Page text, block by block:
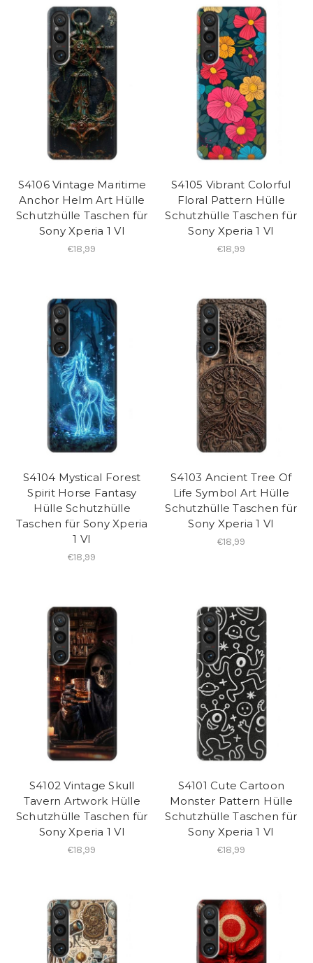
S4106 Vintage Maritime
Anchor Helm Art Hülle
Schutzhülle Taschen für
Sony Xperia 1 VI
€18,99
S4105 Vibrant Colorful
Floral Pattern Hülle
Schutzhülle Taschen für
Sony Xperia 1 VI
€18,99
S4104 Mystical Forest
Spirit Horse Fantasy
Hülle Schutzhülle
Taschen für Sony Xperia
1 VI
€18,99
S4103 Ancient Tree Of
Life Symbol Art Hülle
Schutzhülle Taschen für
Sony Xperia 1 VI
€18,99
S4102 Vintage Skull
Tavern Artwork Hülle
Schutzhülle Taschen für
Sony Xperia 1 VI
€18,99
S4101 Cute Cartoon
Monster Pattern Hülle
Schutzhülle Taschen für
Sony Xperia 1 VI
€18,99